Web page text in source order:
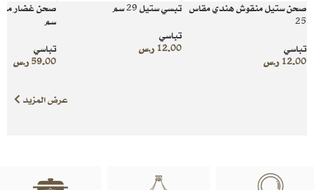
صحن ستيل منقوش هندي مقاس
25
تباسي
12.00 ر.س
تبسي ستيل 29 سم
تباسي
12.00 ر.س
سم
تباسي
59.00ر.س
عرض المزيد